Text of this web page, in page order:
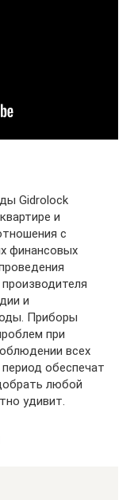
Gidrolock
и
с
финансовых
и
Приборы
при
всех
обеспечат
любой
удивит.